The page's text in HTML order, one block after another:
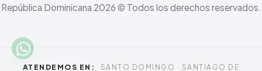
República Dominicana 2026 © Todos los derechos reservados.
ATENDEMOS EN: SANTO DOMINGO · SANTIAGO DE